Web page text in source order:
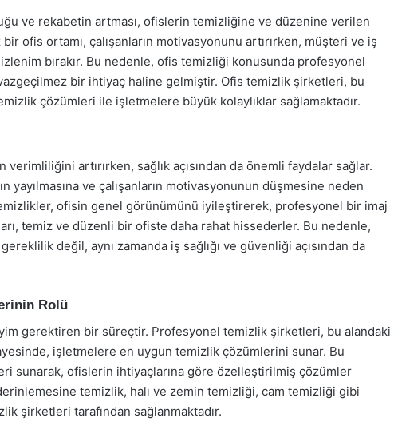
ve rekabetin artması, ofislerin temizliğine ve düzenine verilen
bir ofis ortamı, çalışanların motivasyonunu artırırken, müşteri ve iş
bırakır. Bu nedenle, ofis temizliği konusunda profesyonel
bir ihtiyaç haline gelmiştir. Ofis temizlik şirketleri, bu
çözümleri ile işletmelere büyük kolaylıklar sağlamaktadır.
verimliliğini artırırken, sağlık açısından da önemli faydalar sağlar.
yayılmasına ve çalışanların motivasyonunun düşmesine neden
ofisin genel görünümünü iyileştirerek, profesyonel bir imaj
temiz ve düzenli bir ofiste daha rahat hissederler. Bu nedenle,
değil, aynı zamanda iş sağlığı ve güvenliği açısından da
Rolü
gerektiren bir süreçtir. Profesyonel temizlik şirketleri, bu alandaki
işletmelere en uygun temizlik çözümlerini sunar. Bu
sunarak, ofislerin ihtiyaçlarına göre özelleştirilmiş çözümler
temizlik, halı ve zemin temizliği, cam temizliği gibi
şirketleri tarafından sağlanmaktadır.